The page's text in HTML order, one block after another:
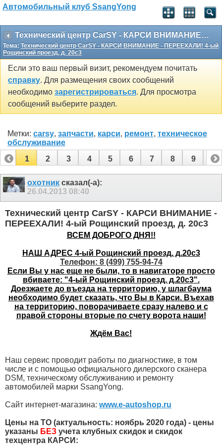
Автомобильный клуб SsangYong
Технический центр CarSY - КАРСИ ВНИМАНИЕ - ПЕРЕЕХАЛИ! 4-ый Рощинский проезд, д. 20с3
Тема: Технический центр CarSY - КАРСИ ВНИМАНИЕ - ПЕРЕЕХАЛИ! 4-ый
Рощинский проезд, д. 20с3
Если это ваш первый визит, рекомендуем почитать
справку. Для размещения своих сообщений
необходимо зарегистрироваться. Для просмотра
сообщений выберите раздел.
Метки: carsy, запчасти, карси, ремонт, техническое
обслуживание
1
2 3 4 5 6 7 8 9 10
11 14
охотник сказал(-а):
26.04.2013 08:40
Технический центр CarSY - КАРСИ ВНИМАНИЕ -
ПЕРЕЕХАЛИ! 4-ый Рощинский проезд, д. 20с3
ВСЕМ ДОБРОГО ДНЯ!!
НАШ АДРЕС 4-ый Рощинский проезд, д.20с3
Телефон: 8 (499) 755-94-74
Если Вы у нас еще не были, то в навигаторе просто
вбиваете: "4-ый Рощинский проезд, д.20с3".
Доезжаете до въезда на территорию, у шлагбаума
необходимо будет сказать, что Вы в Карси. Въехав
на территорию, поворачиваете сразу налево и с
правой стороны вторые по счету ворота наши!
Ждём Вас!
Наш сервис проводит работы по диагностике, в том
числе и с помощью официального дилерского сканера
DSM, техническому обслуживанию и ремонту
автомобилей марки SsangYong.
Сайт интернет-магазина: www.e-autoshop.ru
Цены на ТО (актуальность: ноябрь 2020 года) - цены
указаны БЕЗ учета клубных скидок и скидок
техцентра КАРСИ: